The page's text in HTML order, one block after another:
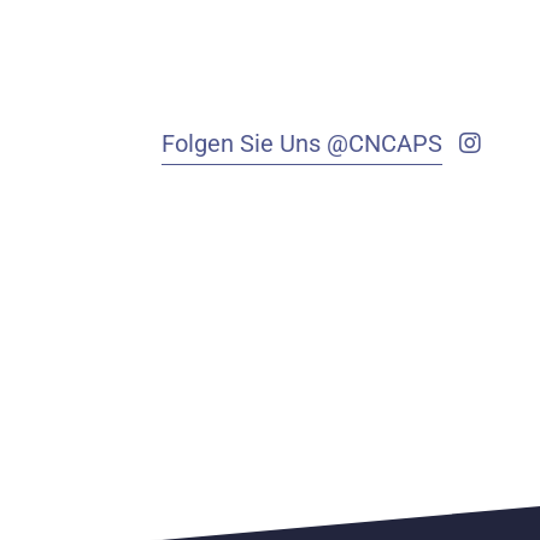
Folgen Sie Uns @CNCAPS